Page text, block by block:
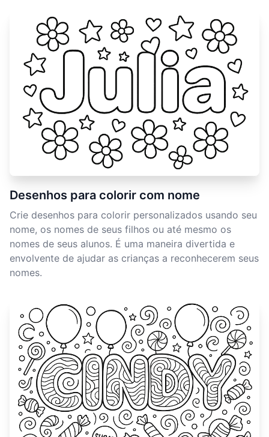
Desenhos para colorir com nome
Crie desenhos para colorir personalizados usando seu
nome, os nomes de seus filhos ou até mesmo os
nomes de seus alunos. É uma maneira divertida e
envolvente de ajudar as crianças a reconhecerem seus
nomes.